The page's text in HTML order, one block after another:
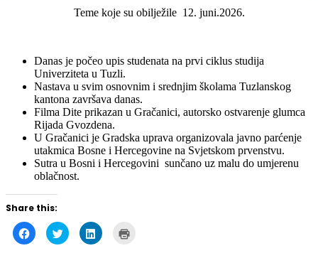
Teme koje su obilježile 12. juni.2026.
Danas je počeo upis studenata na prvi ciklus studija
Univerziteta u Tuzli.
Nastava u svim osnovnim i srednjim školama Tuzlanskog
kantona završava danas.
Filma Dite prikazan u Gračanici, autorsko ostvarenje glumca
Rijada Gvozdena.
U Gračanici je Gradska uprava organizovala javno parćenje
utakmica Bosne i Hercegovine na Svjetskom prvenstvu.
Sutra u Bosni i Hercegovini sunčano uz malu do umjerenu
oblačnost.
Share this:
Click
to
share
Click
to
share
Click
to